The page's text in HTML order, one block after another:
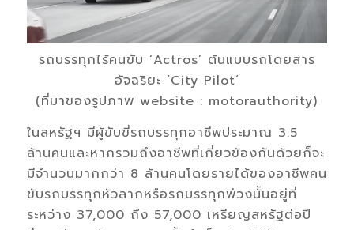
รถบรรทุกไร้คนขับ ‘Actros’ ต้นแบบรถโดยสาร
อัจฉริยะ ‘City Pilot’
(ที่มาของรูปภาพ website : motorauthority)
ในสหรัฐฯ มีผู้ขับขี่รถบรรทุกอาชีพประมาณ 3.5
ล้านคนและหากรวมถึงอาชีพที่เกี่ยวข้องกันด้วยก็จะ
มีจำนวนมากกว่า 8 ล้านคนโดยรายได้ของอาชีพคน
ขับรถบรรทุกหัวลากหรือรถบรรทุกพ่วงนั้นอยู่ที่
ระหว่าง 37,000 ถึง 57,000 เหรียญสหรัฐต่อปี